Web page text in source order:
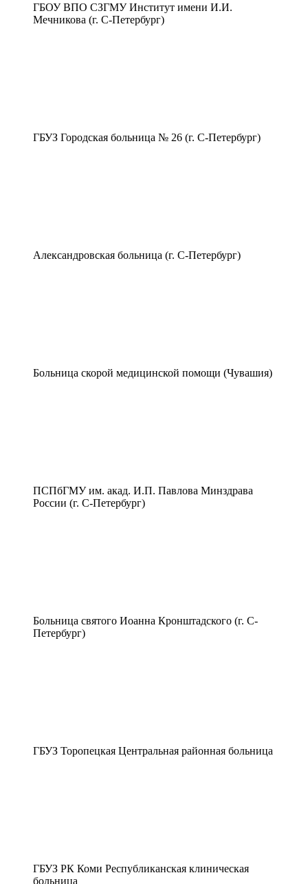
ГБОУ ВПО СЗГМУ Институт имени И.И.
Мечникова (г. С-Петербург)
ГБУЗ Городская больница № 26 (г. С-Петербург)
Александровская больница (г. С-Петербург)
Больница скорой медицинской помощи (Чувашия)
ПСПбГМУ им. акад. И.П. Павлова Минздрава
России (г. С-Петербург)
Больница святого Иоанна Кронштадского (г. С-
Петербург)
ГБУЗ Торопецкая Центральная районная больница
ГБУЗ РК Коми Республиканская клиническая
больница